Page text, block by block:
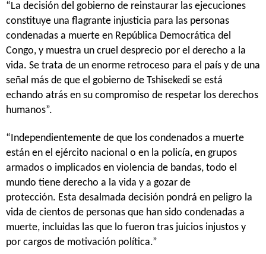
“La decisión del gobierno de reinstaurar las ejecuciones
constituye una flagrante injusticia para las personas
condenadas a muerte en República Democrática del
Congo, y muestra un cruel desprecio por el derecho a la
vida. Se trata de un enorme retroceso para el país y de una
señal más de que el gobierno de Tshisekedi se está
echando atrás en su compromiso de respetar los derechos
humanos”.
“Independientemente de que los condenados a muerte
están en el ejército nacional o en la policía, en grupos
armados o implicados en violencia de bandas, todo el
mundo tiene derecho a la vida y a gozar de
protección. Esta desalmada decisión pondrá en peligro la
vida de cientos de personas que han sido condenadas a
muerte, incluidas las que lo fueron tras juicios injustos y
por cargos de motivación política.”